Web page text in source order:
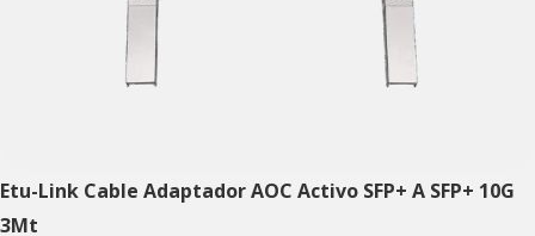
Etu-Link Cable Adaptador AOC Activo SFP+ A SFP+ 10G
3Mt